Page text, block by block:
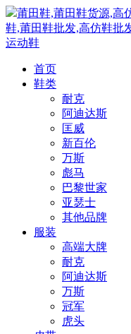
莆田鞋,莆田鞋货源,高
鞋,莆田鞋批发,高仿鞋批
运动鞋
首页
鞋类
耐克
阿迪达斯
匡威
新百伦
万斯
彪马
巴黎世家
亚瑟士
其他品牌
服装
高端大牌
耐克
阿迪达斯
万斯
冠军
虎头